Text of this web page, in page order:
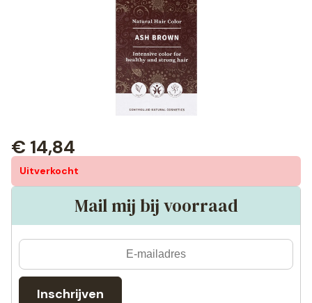
Uitverkocht
€ 14,84
Mail mij bij voorraad
Inschrijven